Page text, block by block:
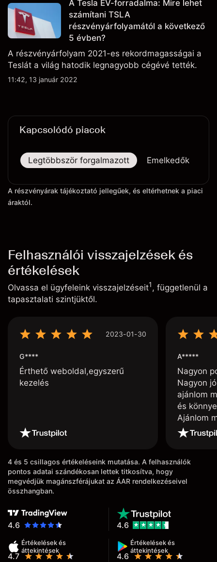
A Tesla EV-forradalma: Mire lehet
számítani TSLA
részvényárfolyamától a következő
5 évben?
A részvényárfolyam 2021-es rekordmagasságai a
Teslát a világ hatodik legnagyobb cégévé tették.
11:42, 13 január 2022
Kapcsolódó piacok
Legtöbbször forgalmazott Emelkedők
A részvényárak tájékoztató jellegűek, és eltérhetnek a piaci
áraktól.
Felhasználói visszajelzések és
értékelések
Olvassa el ügyfeleink visszajelzéseit1, függetlenül a
tapasztalati szintjüktől.
2023-01-30
G****
Érthető weboldal,egyszerű
kezelés
A*****
Nagyon
Nagyon
ajánlom
és
Ajánlom
4 és 5 csillagos értékeléseink mutatása. A felhasználók
pontos adatai szándékosan lettek titkosítva, hogy
megvédjük magánszférájukat az ÁAR rendelkezéseivel
összhangban.
4.6
Értékelések és
áttekintések
4.7
Értékelések és
áttekintések
4.6
4.6